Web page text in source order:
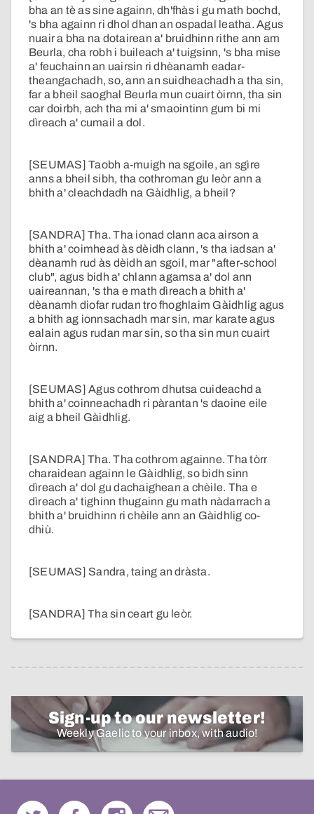
bha an tè as sine againn, dh'fhàs i gu math bochd,
's bha againn ri dhol dhan an ospadal leatha. Agus
nuair a bha na dotairean a' bruidhinn rithe ann am
Beurla, cha robh i buileach a' tuigsinn, 's bha mise
a' feuchainn an uairsin ri dhèanamh eadar-
theangachadh, so, ann an suidheachadh a tha sin,
far a bheil saoghal Beurla mun cuairt òirnn, tha sin
car doirbh, ach tha mi a' smaointinn gum bi mi
dìreach a' cumail a dol.
[SEUMAS] Taobh a-muigh na sgoile, an sgìre
anns a bheil sibh, tha cothroman gu leòr ann a
bhith a' cleachdadh na Gàidhlig, a bheil?
[SANDRA] Tha. Tha ionad clann aca airson a
bhith a' coimhead às dèidh clann, 's tha iadsan a'
dèanamh rud às dèidh an sgoil, mar "after-school
club", agus bidh a' chlann agamsa a' dol ann
uaireannan, 's tha e math dìreach a bhith a'
dèanamh diofar rudan tro fhoghlaim Gàidhlig agus
a bhith ag ionnsachadh mar sin, mar karate agus
ealain agus rudan mar sin, so tha sin mun cuairt
òirnn.
[SEUMAS] Agus cothrom dhutsa cuideachd a
bhith a' coinneachadh ri pàrantan 's daoine eile
aig a bheil Gàidhlig.
[SANDRA] Tha. Tha cothrom againne. Tha tòrr
charaidean againn le Gàidhlig, so bidh sinn
dìreach a' dol gu dachaighean a chèile. Tha e
dìreach a' tighinn thugainn gu math nàdarrach a
bhith a' bruidhinn ri chèile ann an Gàidhlig co-
dhiù.
[SEUMAS] Sandra, taing an dràsta.
[SANDRA] Tha sin ceart gu leòr.
Sign-up to our newsletter!
Weekly Gaelic to your inbox, with audio!